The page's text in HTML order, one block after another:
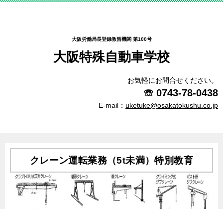
大阪労働局長登録教習機関 第100号
大阪特殊自動車学校
お気軽にお問合せください。
☏ 0743-78-0438
E-mail： uketuke@osakatokushu.co.jp
クレーン運転業務（5t未満）特別教育